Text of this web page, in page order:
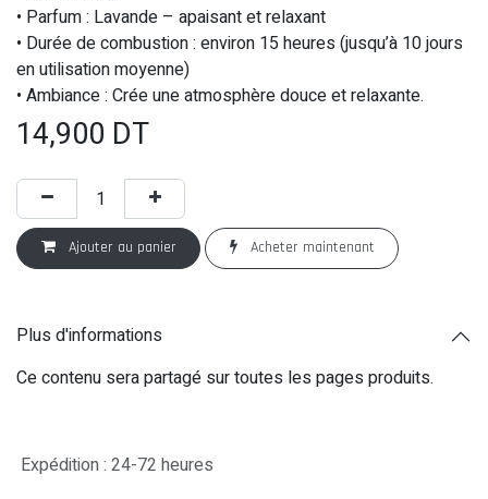
• Parfum : Lavande – apaisant et relaxant
• Durée de combustion : environ 15 heures (jusqu’à 10 jours
en utilisation moyenne)
• Ambiance : Crée une atmosphère douce et relaxante.
14,900 DT
Ajouter au panier Acheter maintenant
Plus d'informations
Ce contenu sera partagé sur toutes les pages produits.
Expédition : 24-72 heures